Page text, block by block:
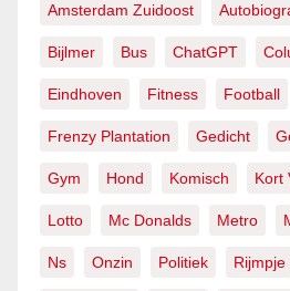
Amsterdam Zuidoost
Bijlmer Bus ChatGPT
Eindhoven Fitness Football
Frenzy Plantation Gedicht
Gym Hond Komisch Kort
Lotto Mc Donalds Metro
Ns Onzin Politiek Rijmpje